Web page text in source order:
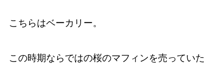
こちらはベーカリー。
この時期ならではの桜のマフィンを売っていた